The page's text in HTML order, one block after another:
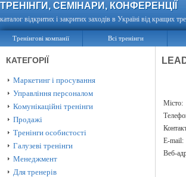
ТРЕНІНГИ, СЕМІНАРИ, КОНФЕРЕНЦІЇ
каталог відкритих і закритих заходів в Україні від кращих
Тренінгові компанії Всі тренінги
КАТЕГОРІЇ
Маркетинг і просування
Управління персоналом
Комунікаційні тренінги
Продажі
Тренінги особистості
Галузеві тренінги
Менеджмент
Для тренерів
Місто:
E-mail:
Веб-